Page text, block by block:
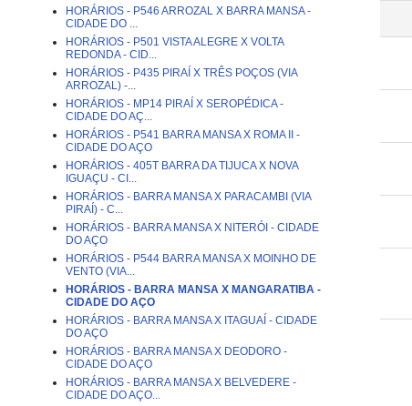
HORÁRIOS - P546 ARROZAL X BARRA MANSA -
CIDADE DO ...
HORÁRIOS - P501 VISTA ALEGRE X VOLTA
REDONDA - CID...
HORÁRIOS - P435 PIRAÍ X TRÊS POÇOS (VIA
ARROZAL) -...
HORÁRIOS - MP14 PIRAÍ X SEROPÉDICA -
CIDADE DO AÇ...
HORÁRIOS - P541 BARRA MANSA X ROMA II -
CIDADE DO AÇO
HORÁRIOS - 405T BARRA DA TIJUCA X NOVA
IGUAÇU - CI...
HORÁRIOS - BARRA MANSA X PARACAMBI (VIA
PIRAÍ) - C...
HORÁRIOS - BARRA MANSA X NITERÓI - CIDADE
DO AÇO
HORÁRIOS - P544 BARRA MANSA X MOINHO DE
VENTO (VIA...
HORÁRIOS - BARRA MANSA X MANGARATIBA -
CIDADE DO AÇO
HORÁRIOS - BARRA MANSA X ITAGUAÍ - CIDADE
DO AÇO
HORÁRIOS - BARRA MANSA X DEODORO -
CIDADE DO AÇO
HORÁRIOS - BARRA MANSA X BELVEDERE -
CIDADE DO AÇO...